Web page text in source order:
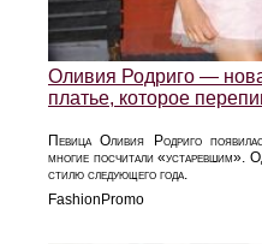
Оливия Родриго —
платье, которое
Певица Оливия Родриго
многие посчитали «устаревшим».
стилю следующего года.
FashionPromo